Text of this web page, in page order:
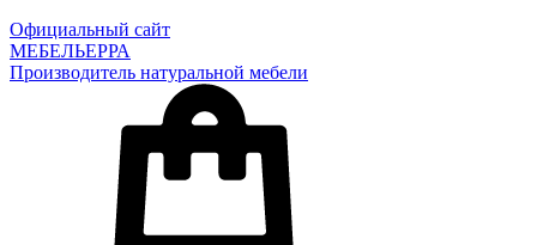
Официальный сайт
МЕБЕЛЬЕРРА
Производитель натуральной мебели